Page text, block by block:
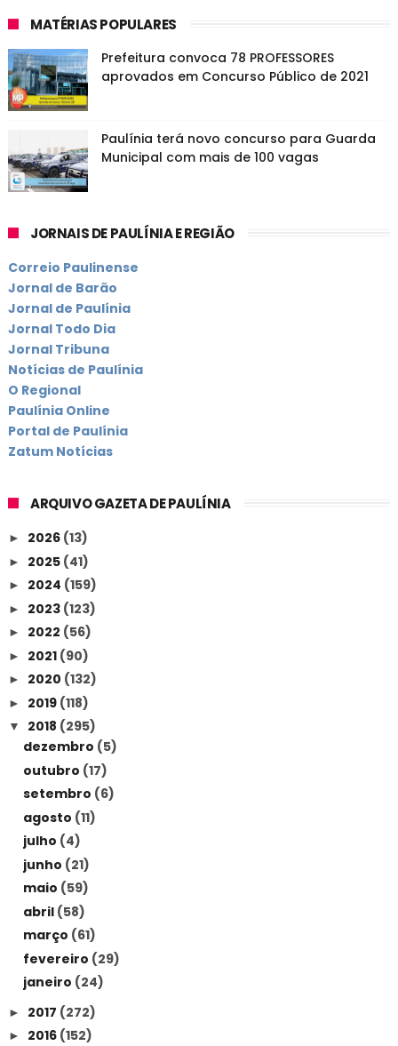
MATÉRIAS POPULARES
Prefeitura convoca 78 PROFESSORES
aprovados em Concurso Público de 2021
Paulínia terá novo concurso para Guarda
Municipal com mais de 100 vagas
JORNAIS DE PAULÍNIA E REGIÃO
Correio Paulinense
Jornal de Barão
Jornal de Paulínia
Jornal Todo Dia
Jornal Tribuna
Notícias de Paulínia
O Regional
Paulínia Online
Portal de Paulínia
Zatum Notícias
ARQUIVO GAZETA DE PAULÍNIA
► 2026 (13)
► 2025 (41)
► 2024 (159)
► 2023 (123)
► 2022 (56)
► 2021 (90)
► 2020 (132)
► 2019 (118)
▼ 2018 (295)
dezembro (5)
outubro (17)
setembro (6)
agosto (11)
julho (4)
junho (21)
maio (59)
abril (58)
março (61)
fevereiro (29)
janeiro (24)
► 2017 (272)
► 2016 (152)